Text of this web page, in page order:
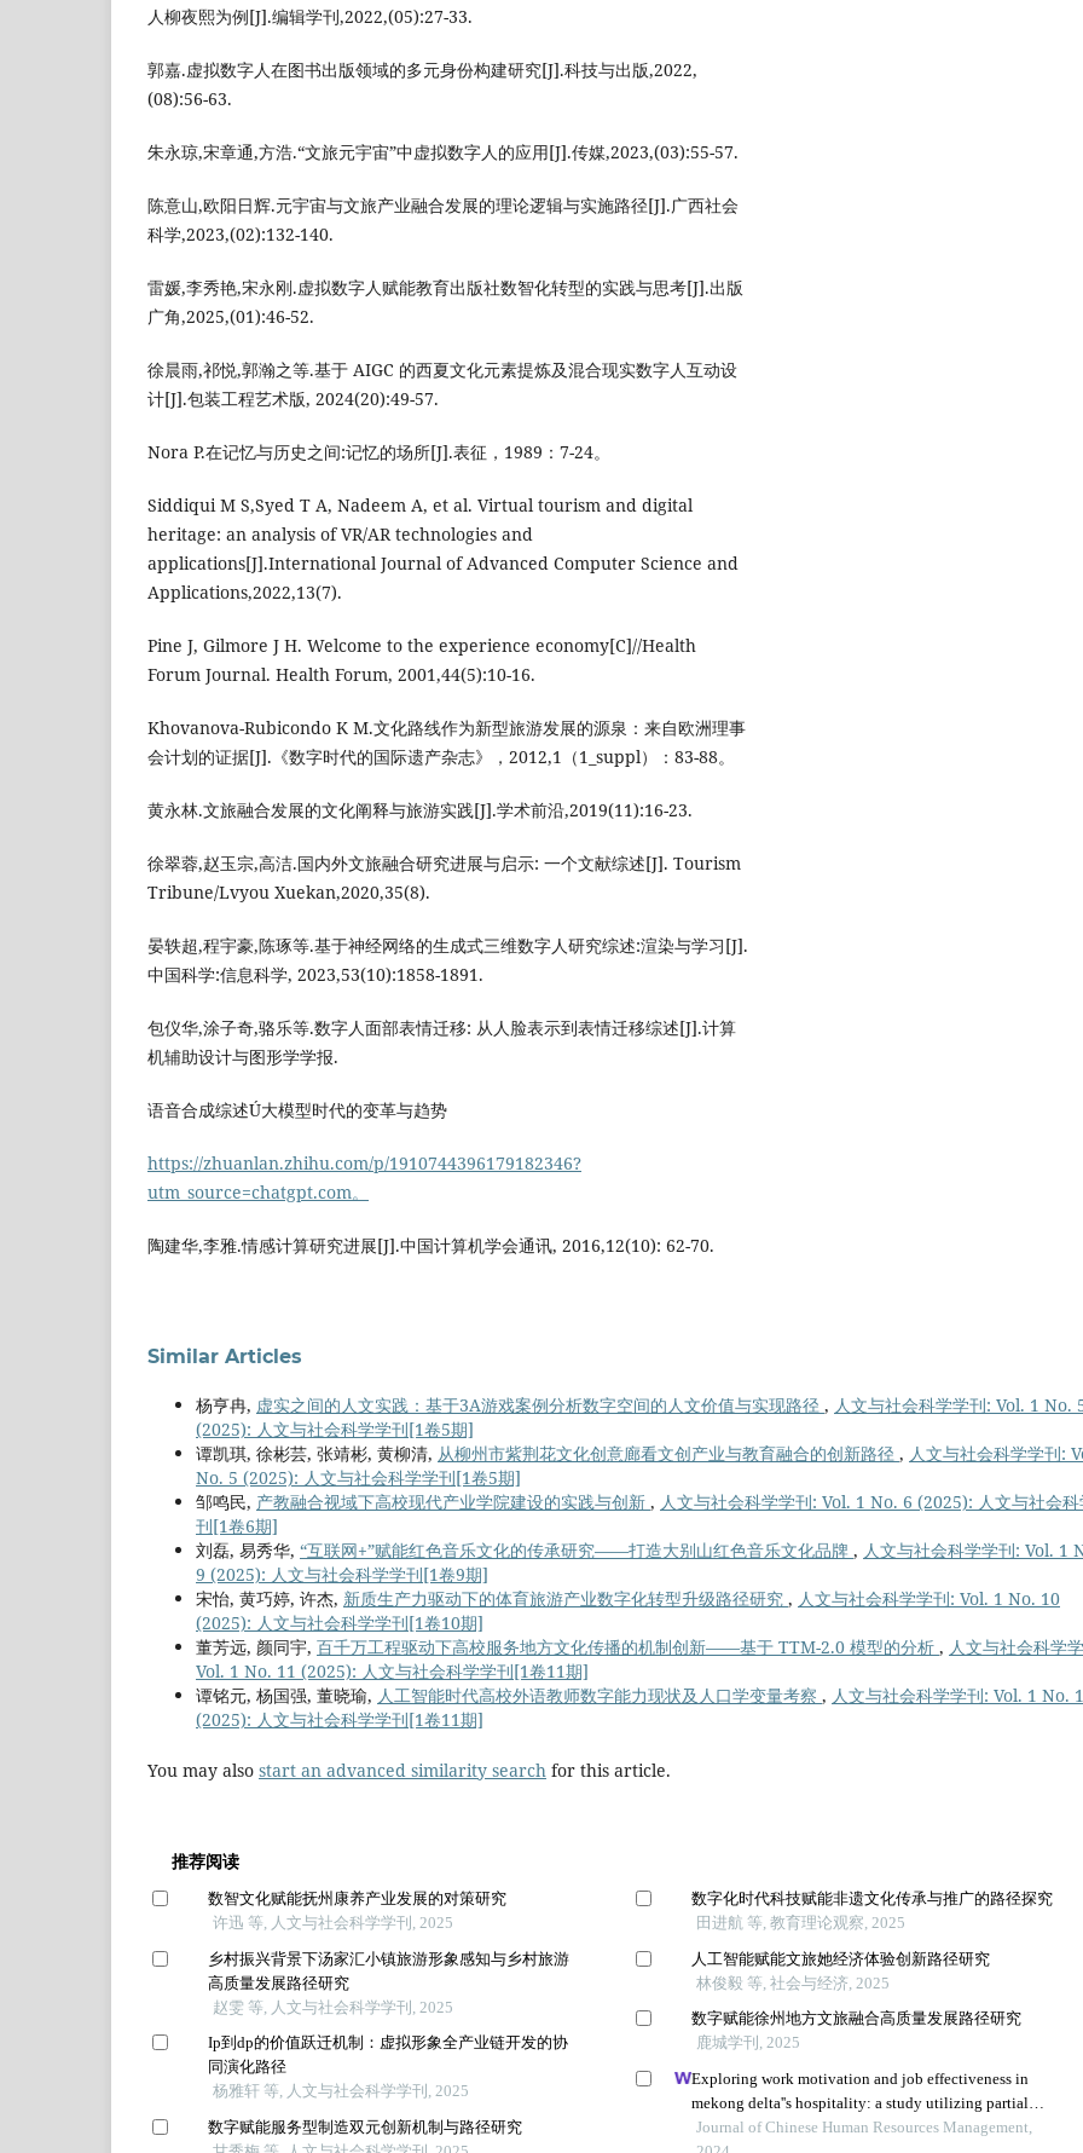
人柳夜熙为例[J].编辑学刊,2022,(05):27-33.
郭嘉.虚拟数字人在图书出版领域的多元身份构建研究[J].科技与出版,2022,
(08):56-63.
朱永琼,宋章通,方浩.“文旅元宇宙”中虚拟数字人的应用[J].传媒,2023,(03):55-57.
陈意山,欧阳日辉.元宇宙与文旅产业融合发展的理论逻辑与实施路径[J].广西社会
科学,2023,(02):132-140.
雷媛,李秀艳,宋永刚.虚拟数字人赋能教育出版社数智化转型的实践与思考[J].出版
广角,2025,(01):46-52.
徐晨雨,祁悦,郭瀚之等.基于 AIGC 的西夏文化元素提炼及混合现实数字人互动设
计[J].包装工程艺术版, 2024(20):49-57.
Nora P.在记忆与历史之间:记忆的场所[J].表征，1989：7-24。
Siddiqui M S,Syed T A, Nadeem A, et al. Virtual tourism and digital
heritage: an analysis of VR/AR technologies and
applications[J].International Journal of Advanced Computer Science and
Applications,2022,13(7).
Pine J, Gilmore J H. Welcome to the experience economy[C]//Health
Forum Journal. Health Forum, 2001,44(5):10-16.
Khovanova-Rubicondo K M.文化路线作为新型旅游发展的源泉：来自欧洲理事
会计划的证据[J].《数字时代的国际遗产杂志》，2012,1（1_suppl）：83-88。
黄永林.文旅融合发展的文化阐释与旅游实践[J].学术前沿,2019(11):16-23.
徐翠蓉,赵玉宗,高洁.国内外文旅融合研究进展与启示: 一个文献综述[J]. Tourism
Tribune/Lvyou Xuekan,2020,35(8).
晏轶超,程宇豪,陈琢等.基于神经网络的生成式三维数字人研究综述:渲染与学习[J].
中国科学:信息科学, 2023,53(10):1858-1891.
包仪华,涂子奇,骆乐等.数字人面部表情迁移: 从人脸表示到表情迁移综述[J].计算
机辅助设计与图形学学报.
语音合成综述Ú大模型时代的变革与趋势
https://zhuanlan.zhihu.com/p/1910744396179182346?
utm_source=chatgpt.com。
陶建华,李雅.情感计算研究进展[J].中国计算机学会通讯, 2016,12(10): 62-70.
Similar Articles
杨亨冉, 虚实之间的人文实践：基于3A游戏案例分析数字空间的人文价值与实现路径 , 人文与社会科学学刊: Vol. 1 No.
(2025): 人文与社会科学学刊[1卷5期]
谭凯琪, 徐彬芸, 张靖彬, 黄柳清, 从柳州市紫荆花文化创意廊看文创产业与教育融合的创新路径 , 人文与社会科学学刊:
No. 5 (2025): 人文与社会科学学刊[1卷5期]
邹鸣民, 产教融合视域下高校现代产业学院建设的实践与创新 , 人文与社会科学学刊: Vol. 1 No. 6 (2025): 人文与社会
刊[1卷6期]
刘磊, 易秀华, “互联网+”赋能红色音乐文化的传承研究——打造大别山红色音乐文化品牌 , 人文与社会科学学刊: Vol. 1
9 (2025): 人文与社会科学学刊[1卷9期]
宋怡, 黄巧婷, 许杰, 新质生产力驱动下的体育旅游产业数字化转型升级路径研究 , 人文与社会科学学刊: Vol. 1 No. 10
(2025): 人文与社会科学学刊[1卷10期]
董芳远, 颜同宇, 百千万工程驱动下高校服务地方文化传播的机制创新——基于 TTM-2.0 模型的分析 , 人文与社会科学
Vol. 1 No. 11 (2025): 人文与社会科学学刊[1卷11期]
谭铭元, 杨国强, 董晓瑜, 人工智能时代高校外语教师数字能力现状及人口学变量考察 , 人文与社会科学学刊: Vol. 1 No.
(2025): 人文与社会科学学刊[1卷11期]
You may also start an advanced similarity search for this article.
推荐阅读
数智文化赋能抚州康养产业发展的对策研究
许迅 等, 人文与社会科学学刊, 2025
乡村振兴背景下汤家汇小镇旅游形象感知与乡村旅游
高质量发展路径研究
赵雯 等, 人文与社会科学学刊, 2025
Ip到dp的价值跃迁机制：虚拟形象全产业链开发的协
同演化路径
杨雅轩 等, 人文与社会科学学刊, 2025
数字赋能服务型制造双元创新机制与路径研究
数字化时代科技赋能非遗文化传承与推广的路径探究
田进航 等, 教育理论观察, 2025
人工智能赋能文旅她经济体验创新路径研究
林俊毅 等, 社会与经济, 2025
数字赋能徐州地方文旅融合高质量发展路径研究
鹿城学刊, 2025
Exploring work motivation and job effectiveness in
mekong delta''s hospitality: a study utilizing partial
least squares structural equation modeling
Journal of Chinese Human Resources Management,